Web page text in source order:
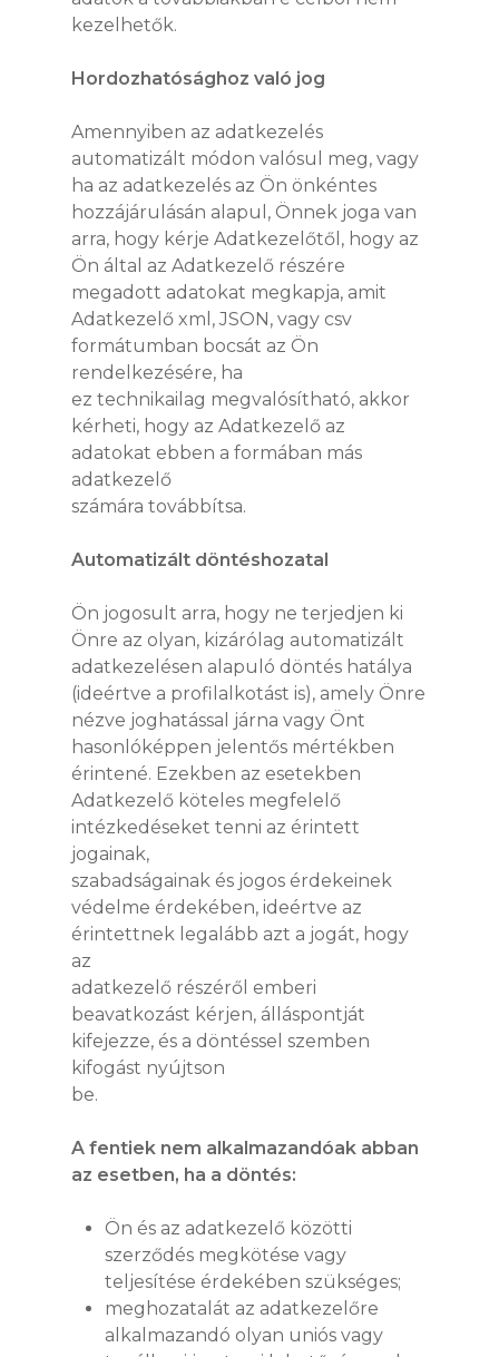
kezelhetők.
Hordozhatósághoz való jog
Amennyiben az adatkezelés
automatizált módon valósul meg, vagy
ha az adatkezelés az Ön önkéntes
hozzájárulásán alapul, Önnek joga van
arra, hogy kérje Adatkezelőtől, hogy az
Ön által az Adatkezelő részére
megadott adatokat megkapja, amit
Adatkezelő xml, JSON, vagy csv
formátumban bocsát az Ön
rendelkezésére, ha
ez technikailag megvalósítható, akkor
kérheti, hogy az Adatkezelő az
adatokat ebben a formában más
adatkezelő
számára továbbítsa.
Automatizált döntéshozatal
Ön jogosult arra, hogy ne terjedjen ki
Önre az olyan, kizárólag automatizált
adatkezelésen alapuló döntés hatálya
(ideértve a profilalkotást is), amely Önre
nézve joghatással járna vagy Önt
hasonlóképpen jelentős mértékben
érintené. Ezekben az esetekben
Adatkezelő köteles megfelelő
intézkedéseket tenni az érintett
jogainak,
szabadságainak és jogos érdekeinek
védelme érdekében, ideértve az
érintettnek legalább azt a jogát, hogy
az
adatkezelő részéről emberi
beavatkozást kérjen, álláspontját
kifejezze, és a döntéssel szemben
kifogást nyújtson
be.
A fentiek nem alkalmazandóak abban
az esetben, ha a döntés:
Ön és az adatkezelő közötti
szerződés megkötése vagy
teljesítése érdekében szükséges;
meghozatalát az adatkezelőre
alkalmazandó olyan uniós vagy